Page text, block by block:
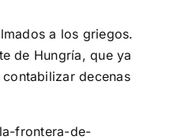
a los griegos.
de Hungría, que ya
decenas
frontera-de-